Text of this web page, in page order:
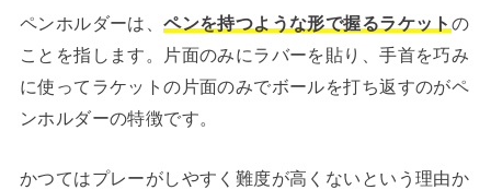
ペンホルダーは、ペンを持つような形で握るラケット の
ことを指します。片面のみにラバーを貼り、手首を巧み
に使ってラケットの片面のみでボールを打ち返すのがペ
ンホルダーの特徴です。
かつてはプレーがしやすく難度が高くないという理由か